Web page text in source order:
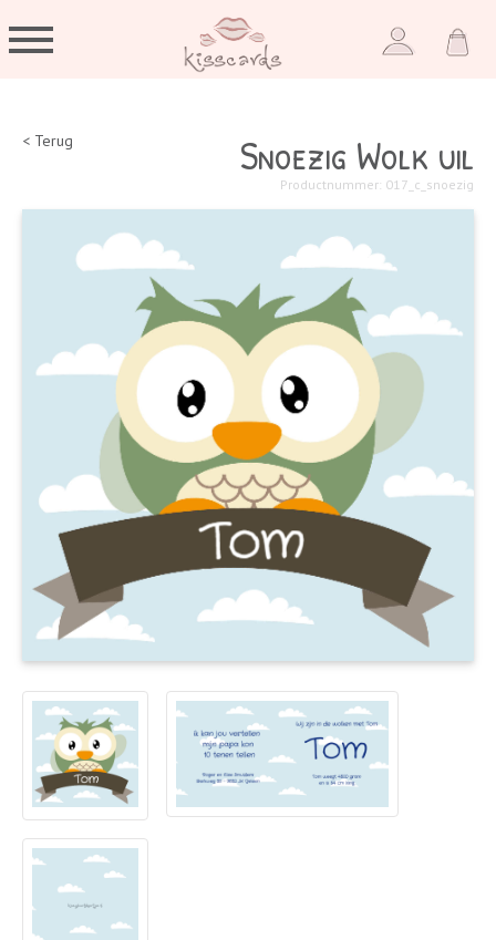
< Terug Snoezig Wolk uil
Productnummer: 017_c_snoezig